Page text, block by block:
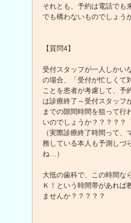
それとも、予約は電話でも
でも構わないものでしょう
【質問4】
受付スタッフが一人しかい
の場合、「受付が忙しくて
ことを患者が考慮して、予
は診療終了～受付スタッフ
までの隙間時間を狙って行
いのでしょうか？？？？？
（実際診療終了時間って、
務している本人も予測しづ
ね…）
大抵の歯科で、この時間な
Ｋ！という時間帯があれば
ませんか？？？？？